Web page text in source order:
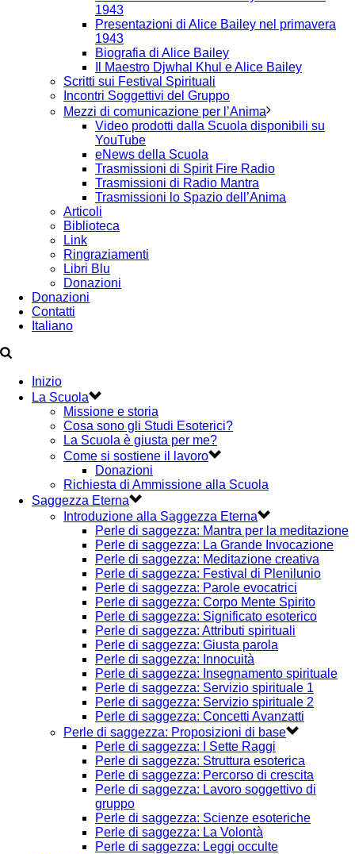
1943
Presentazioni di Alice Bailey nel primavera
1943
Biografia di Alice Bailey
Il Maestro Djwhal Khul e Alice Bailey
Scritti sui Festival Spirituali
Incontri Soggettivi del Gruppo
Mezzi di comunicazione per l’Anima
Video prodotti dalla Scuola disponibili su
YouTube
eNews della Scuola
Trasmissioni di Spirit Fire Radio
Trasmissioni di Radio Mantra
Trasmissioni lo Spazio dell’Anima
Articoli
Biblioteca
Link
Ringraziamenti
Libri Blu
Donazioni
Donazioni
Contatti
Italiano
Inizio
La Scuola
Missione e storia
Cosa sono gli Studi Esoterici?
La Scuola è giusta per me?
Come si sostiene il lavoro
Donazioni
Richiesta di Ammissione alla Scuola
Saggezza Eterna
Introduzione alla Saggezza Eterna
Perle di saggezza: Mantra per la meditazione
Perle di saggezza: La Grande Invocazione
Perle di saggezza: Meditazione creativa
Perle di saggezza: Festival di Plenilunio
Perle di saggezza: Parole evocatrici
Perle di saggezza: Corpo Mente Spirito
Perle di saggezza: Significato esoterico
Perle di saggezza: Attributi spirituali
Perle di saggezza: Giusta parola
Perle di saggezza: Innocuità
Perle di saggezza: Insegnamento spirituale
Perle di saggezza: Servizio spirituale 1
Perle di saggezza: Servizio spirituale 2
Perle di saggezza: Concetti Avanzatti
Perle di saggezza: Proposizioni di base
Perle di saggezza: I Sette Raggi
Perle di saggezza: Struttura esoterica
Perle di saggezza: Percorso di crescita
Perle di saggezza: Lavoro soggettivo di
gruppo
Perle di saggezza: Scienze esoteriche
Perle di saggezza: La Volontà
Perle di saggezza: Leggi occulte